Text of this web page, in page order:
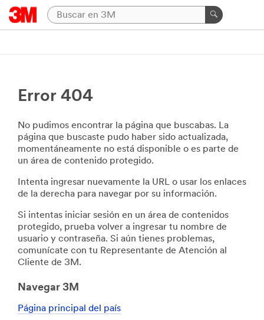
Error 404
No pudimos encontrar la página que buscabas. La
página que buscaste pudo haber sido actualizada,
momentáneamente no está disponible o es parte de
un área de contenido protegido.
Intenta ingresar nuevamente la URL o usar los enlaces
de la derecha para navegar por su información.
Si intentas iniciar sesión en un área de contenidos
protegido, prueba volver a ingresar tu nombre de
usuario y contraseña. Si aún tienes problemas,
comunícate con tu Representante de Atención al
Cliente de 3M.
Navegar 3M
Página principal del país